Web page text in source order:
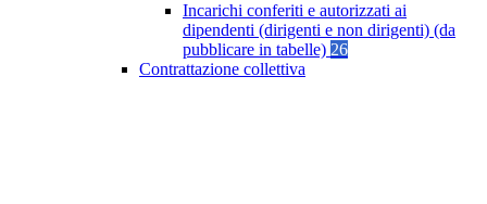
Incarichi conferiti e autorizzati ai
dipendenti (dirigenti e non dirigenti) (da
pubblicare in tabelle) 26
Contrattazione collettiva